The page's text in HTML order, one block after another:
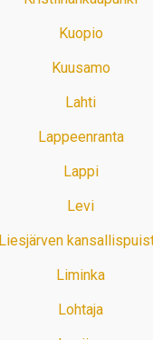
Kuopio
Kuusamo
Lahti
Lappeenranta
Lappi
Levi
Liesjärven
Liminka
Lohtaja